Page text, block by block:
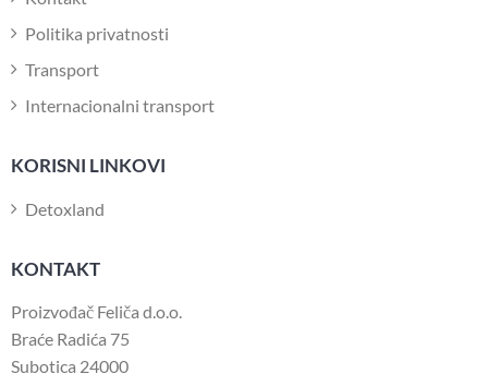
Politika privatnosti
Transport
Internacionalni transport
KORISNI LINKOVI
Detoxland
KONTAKT
Proizvođač Feliča d.o.o.
Braće Radića 75
Subotica 24000